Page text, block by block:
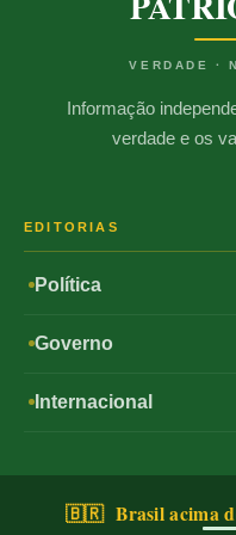
VERDADE ·
Informação
verdade e os
EDITORIAS
Política
Governo
Internacional
🇧🇷 Brasil acima